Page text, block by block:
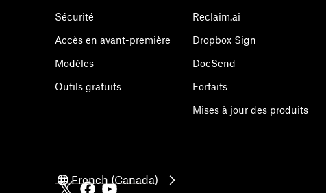
Sécurité
Accès en avant-première
Modèles
Outils gratuits
Reclaim.ai
Dropbox Sign
DocSend
Forfaits
Mises à jour des produits
French (Canada)